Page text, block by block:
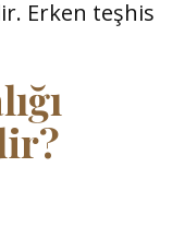
Erken teşhis